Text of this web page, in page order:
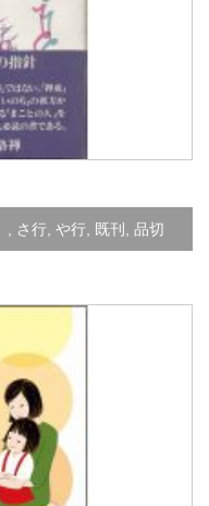
さ行 や行 既刊 品切